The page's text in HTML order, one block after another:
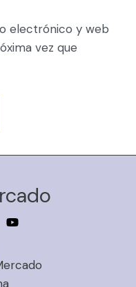
electrónico y web
vez que